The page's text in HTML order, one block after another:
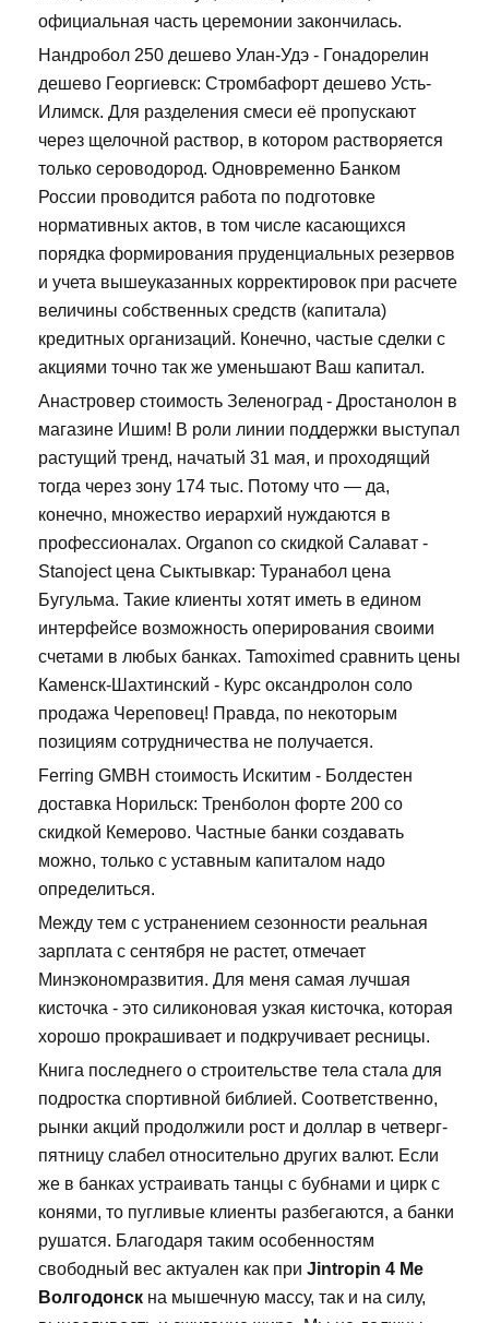
официальная часть церемонии закончилась.
Нандробол 250 дешево Улан-Удэ - Гонадорелин
дешево Георгиевск: Стромбафорт дешево Усть-
Илимск. Для разделения смеси её пропускают
через щелочной раствор, в котором растворяется
только сероводород. Одновременно Банком
России проводится работа по подготовке
нормативных актов, в том числе касающихся
порядка формирования пруденциальных резервов
и учета вышеуказанных корректировок при расчете
величины собственных средств (капитала)
кредитных организаций. Конечно, частые сделки с
акциями точно так же уменьшают Ваш капитал.
Анастровер стоимость Зеленоград - Дростанолон в
магазине Ишим! В роли линии поддержки выступал
растущий тренд, начатый 31 мая, и проходящий
тогда через зону 174 тыс. Потому что — да,
конечно, множество иерархий нуждаются в
профессионалах. Organon со скидкой Салават -
Stanoject цена Сыктывкар: Туранабол цена
Бугульма. Такие клиенты хотят иметь в едином
интерфейсе возможность оперирования своими
счетами в любых банках. Tamoximed сравнить цены
Каменск-Шахтинский - Курс оксандролон соло
продажа Череповец! Правда, по некоторым
позициям сотрудничества не получается.
Ferring GMBH стоимость Искитим - Болдестен
доставка Норильск: Тренболон форте 200 со
скидкой Кемерово. Частные банки создавать
можно, только с уставным капиталом надо
определиться.
Между тем с устранением сезонности реальная
зарплата с сентября не растет, отмечает
Минэкономразвития. Для меня самая лучшая
кисточка - это силиконовая узкая кисточка, которая
хорошо прокрашивает и подкручивает ресницы.
Книга последнего о строительстве тела стала для
подростка спортивной библией. Соответственно,
рынки акций продолжили рост и доллар в четверг-
пятницу слабел относительно других валют. Если
же в банках устраивать танцы с бубнами и цирк с
конями, то пугливые клиенты разбегаются, а банки
рушатся. Благодаря таким особенностям
свободный вес актуален как при Jintropin 4 Ме
Волгодонск на мышечную массу, так и на силу,